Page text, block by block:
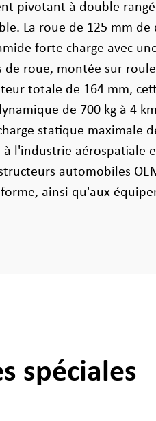
pivotant à double
La roue de 125 mm
forte charge avec
de roue, montée sur
totale de 164 mm,
de 700 kg à 4
statique maximale
à l'industrie aérospatiale
automobiles
ainsi qu'aux
spéciales